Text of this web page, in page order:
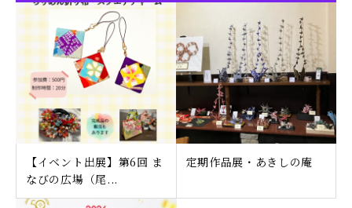
【イベント出展】第6回 ま
なびの広場（尾...
定期作品展・あきしの庵